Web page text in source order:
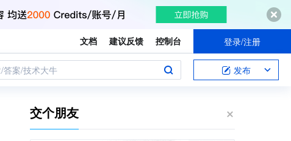
文档 建议反馈 控制台 登录/注册
答案/技术大牛 发布
交个朋友